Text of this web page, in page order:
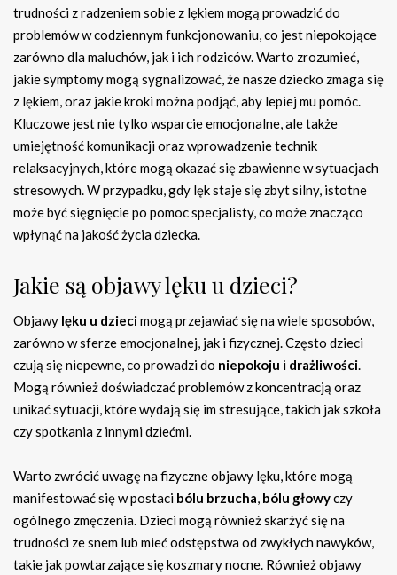
trudności z radzeniem sobie z lękiem mogą prowadzić do
problemów w codziennym funkcjonowaniu, co jest niepokojące
zarówno dla maluchów, jak i ich rodziców. Warto zrozumieć,
jakie symptomy mogą sygnalizować, że nasze dziecko zmaga się
z lękiem, oraz jakie kroki można podjąć, aby lepiej mu pomóc.
Kluczowe jest nie tylko wsparcie emocjonalne, ale także
umiejętność komunikacji oraz wprowadzenie technik
relaksacyjnych, które mogą okazać się zbawienne w sytuacjach
stresowych. W przypadku, gdy lęk staje się zbyt silny, istotne
może być sięgnięcie po pomoc specjalisty, co może znacząco
wpłynąć na jakość życia dziecka.
Jakie są objawy lęku u dzieci?
Objawy lęku u dziecimogą przejawiać się na wiele sposobów,
zarówno w sferze emocjonalnej, jak i fizycznej. Często dzieci
czują się niepewne, co prowadzi do niepokoju i drażliwości.
Mogą również doświadczać problemów z koncentracją oraz
unikać sytuacji, które wydają się im stresujące, takich jak szkoła
czy spotkania z innymi dziećmi.
Warto zwrócić uwagę na fizyczne objawy lęku, które mogą
manifestować się w postaci bólu brzucha, bólu głowyczy
ogólnego zmęczenia. Dzieci mogą również skarżyć się na
trudności ze snem lub mieć odstępstwa od zwykłych nawyków,
takie jak powtarzające się koszmary nocne. Również objawy